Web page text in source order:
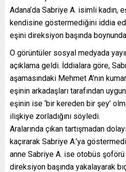
Adana’da Sabriye A. isimli kadın,
kendisine göstermediğini iddia
eşini direksiyon başında
O görüntüler sosyal medyada
açıklama geldi. İddialara göre,
aşamasındaki Mehmet A’nın
eşinin arkadaşları tarafından
eşinin ise ‘bir kereden bir şey’
ilişkiye zorladığını söyledi.
Aralarında çıkan tartışmadan
kaçırarak Sabriye A.’ya
anne Sabriye A. ise otobüs şoförü
direksiyon başında yakalayarak